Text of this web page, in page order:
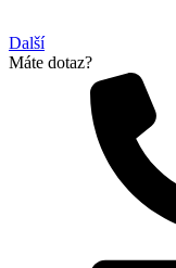
Další
Máte dotaz?